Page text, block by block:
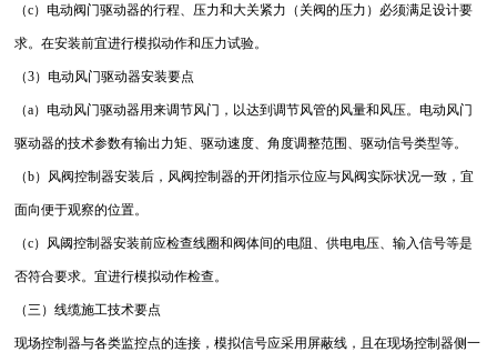
（c）电动阀门驱动器的行程、压力和大关紧力（关阀的压力）必须满足设计要
求。在安装前宜进行模拟动作和压力试验。
（3）电动风门驱动器安装要点
（a）电动风门驱动器用来调节风门，以达到调节风管的风量和风压。电动风门
驱动器的技术参数有输出力矩、驱动速度、角度调整范围、驱动信号类型等。
（b）风阀控制器安装后，风阀控制器的开闭指示位应与风阀实际状况一致，宜
面向便于观察的位置。
（c）风阈控制器安装前应检查线圈和阀体间的电阻、供电电压、输入信号等是
否符合要求。宜进行模拟动作检查。
（三）线缆施工技术要点
现场控制器与各类监控点的连接，模拟信号应采用屏蔽线，且在现场控制器侧一